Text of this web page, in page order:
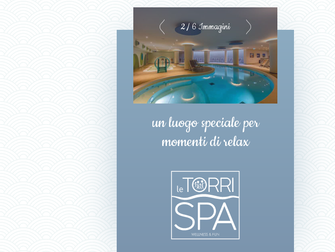
2/ 6 Immagini
un luogo speciale per
momenti di relax